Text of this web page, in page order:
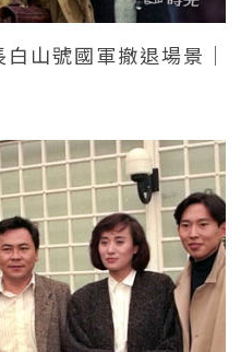
山號國軍撤退場景｜